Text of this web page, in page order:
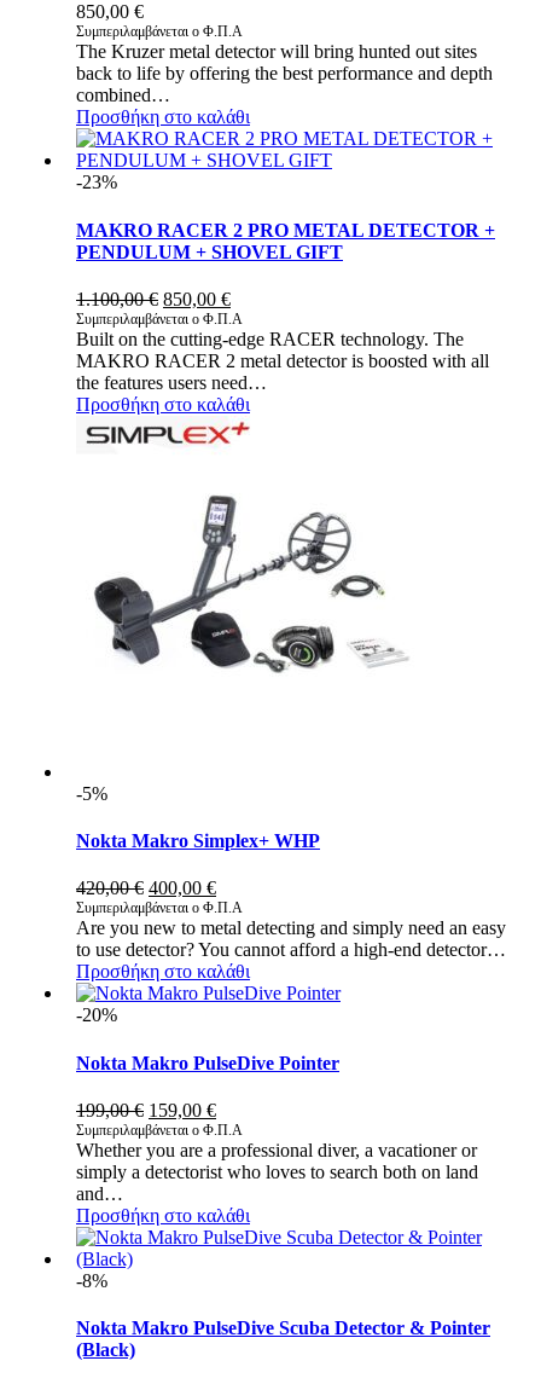
850,00 €
Συμπεριλαμβάνεται ο Φ.Π.Α
The Kruzer metal detector will bring hunted out sites
back to life by offering the best performance and depth
combined…
Προσθήκη στο καλάθι
-23%
MAKRO RACER 2 PRO METAL DETECTOR +
PENDULUM + SHOVEL GIFT
1.100,00€ Original
price
was:
1.100,00 €.
850,00 €Η
τρέχουσα
τιμή
είναι:
850,00 €.
Συμπεριλαμβάνεται ο Φ.Π.Α
Built on the cutting-edge RACER technology. The
MAKRO RACER 2 metal detector is boosted with all
the features users need…
Προσθήκη στο καλάθι
-5%
Nokta Makro Simplex+ WHP
420,00€ Original
price
was:
420,00 €.
400,00 €Η
τρέχουσα
τιμή
είναι:
400,00 €.
Συμπεριλαμβάνεται ο Φ.Π.Α
Are you new to metal detecting and simply need an easy
to use detector? You cannot afford a high-end detector…
Προσθήκη στο καλάθι
-20%
Nokta Makro PulseDive Pointer
199,00€ Original
price
was:
199,00 €.
159,00 €Η
τρέχουσα
τιμή
είναι:
Συμπεριλαμβάνεται ο Φ.Π.Α
Whether you are a professional diver, a vacationer or
simply a detectorist who loves to search both on land
and…
Προσθήκη στο καλάθι
-8%
Nokta Makro PulseDive Scuba Detector & Pointer
(Black)